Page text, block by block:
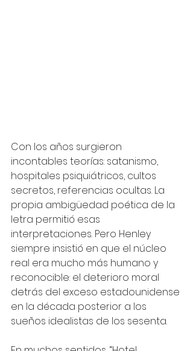
Con los años surgieron
incontables teorías: satanismo,
hospitales psiquiátricos, cultos
secretos, referencias ocultas. La
propia ambigüedad poética de la
letra permitió esas
interpretaciones. Pero Henley
siempre insistió en que el núcleo
real era mucho más humano y
reconocible: el deterioro moral
detrás del exceso estadounidense
en la década posterior a los
sueños idealistas de los sesenta.